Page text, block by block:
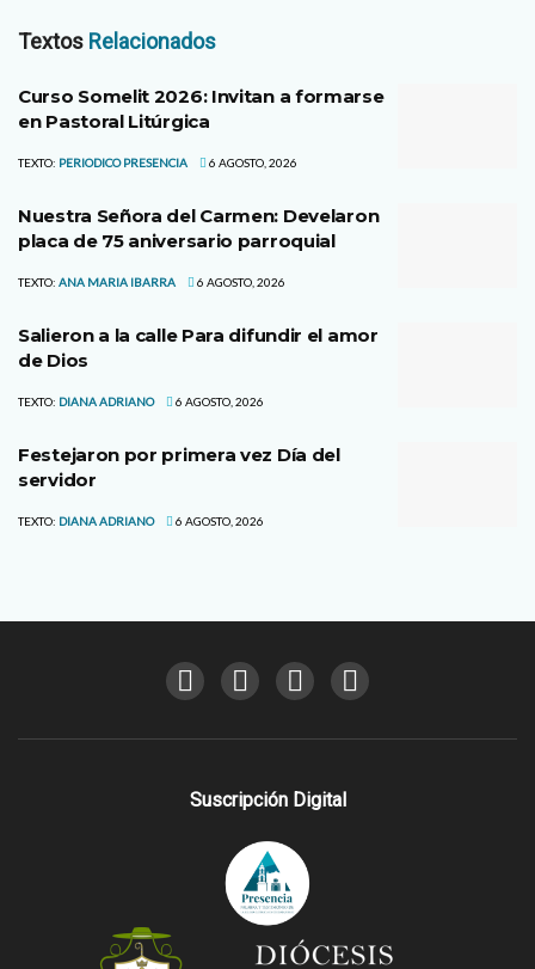
Textos Relacionados
Curso Somelit 2026: Invitan a formarse
en Pastoral Litúrgica
TEXTO: PERIODICO PRESENCIA 6 AGOSTO, 2026
Nuestra Señora del Carmen: Develaron
placa de 75 aniversario parroquial
TEXTO: ANA MARIA IBARRA 6 AGOSTO, 2026
Salieron a la calle Para difundir el amor
de Dios
TEXTO: DIANA ADRIANO 6 AGOSTO, 2026
Festejaron por primera vez Día del
servidor
TEXTO: DIANA ADRIANO 6 AGOSTO, 2026
Suscripción Digital